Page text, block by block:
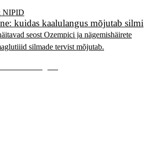
NIPID
kuidas kaalulangus mõjutab silmi
seost Ozempici ja nägemishäirete
silmade tervist mõjutab.